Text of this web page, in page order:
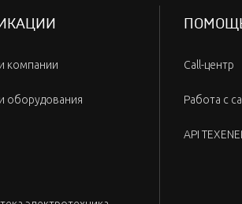
компании
оборудования
Call-центр
Работа с
API